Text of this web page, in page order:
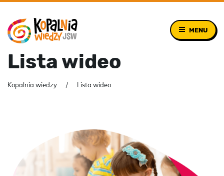
MENU
Lista wideo
Kopalnia wiedzy Lista wideo